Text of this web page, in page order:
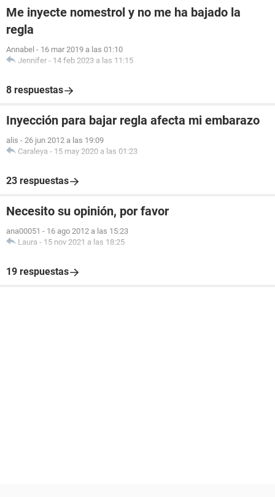
Me inyecte nomestrol y no me ha bajado la
regla
Annabel - 16 mar 2019 a las 01:10
Jennifer - 14 feb 2023 a las 11:15
8 respuestas
Inyección para bajar regla afecta mi embarazo
alis - 26 jun 2012 a las 19:09
Caraleya - 15 may 2020 a las 01:23
23 respuestas
Necesito su opinión, por favor
ana00051 - 16 ago 2012 a las 15:23
Laura - 15 nov 2021 a las 18:25
19 respuestas